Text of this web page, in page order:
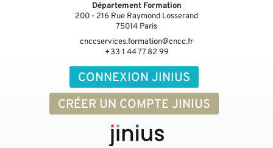
CONNEXION JINIUS
CRÉER UN COMPTE JINIUS
Département Formation
200 - 216 Rue Raymond Losserand
75014 Paris
cnccservices.formation@cncc.fr
+33 1 44 77 82 99